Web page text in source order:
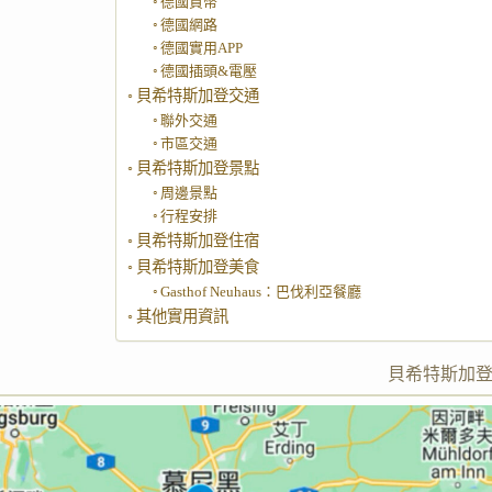
德國網路
德國實用APP
德國插頭&電壓
貝希特斯加登交通
聯外交通
市區交通
貝希特斯加登景點
周邊景點
行程安排
貝希特斯加登住宿
貝希特斯加登美食
Gasthof Neuhaus：巴伐利亞餐廳
其他實用資訊
貝希特斯加